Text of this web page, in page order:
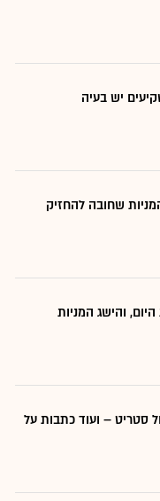
יש בעיה
שחובה להחזיק
והישג המניות
סטריט – ועוד כתבות על